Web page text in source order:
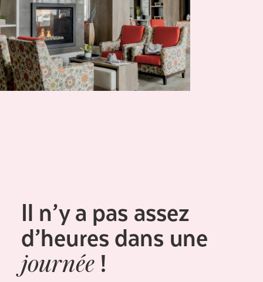
Il n’y a pas assez
d’heures dans une
journée!